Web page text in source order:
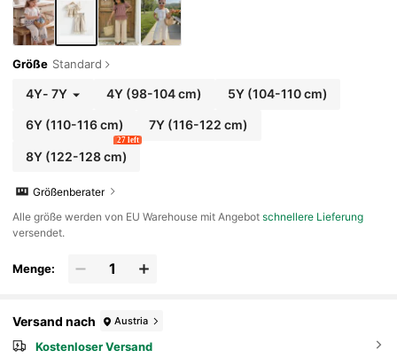
Größe Standard
4Y- 7Y 4Y (98-104 cm) 5Y (104-110 cm)
6Y(110-116 cm) 7Y (116-122 cm)
8Y(122-128 cm)
27 left
Größenberater
Alle größe werden von EU Warehouse mit Angebotschnellere Lieferung
versendet.
Menge:
Versand nach Austria
Kostenloser Versand